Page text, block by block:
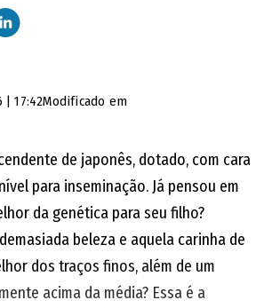
| 17:42Modificado em
de japonês, dotado, com cara
para inseminação. Já pensou em
da genética para seu filho?
beleza e aquela carinha de
dos traços finos, além de um
acima da média? Essa é a